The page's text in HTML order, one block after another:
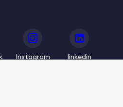
Instagram linkedin